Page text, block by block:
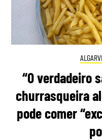
“O verdadeiro
churrasqueira
pode comer